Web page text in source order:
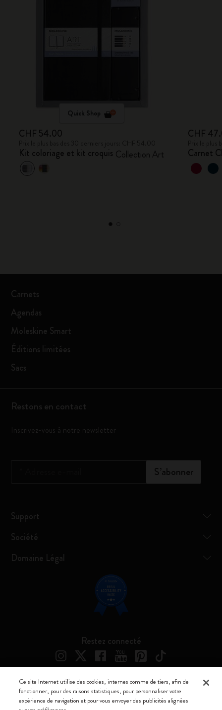
Quick Shop
CHF 54.00
Kit coloriage et kit croquis Collection Art
CHF
Carnet
Carnets
Agendas
Moleskine Smart
Éditions limitées
Sacs
Restons en contact
Inscrivez-vous à notre newsletter
S’abonner
Support
Société
Domaine Légal
Restez connecté
Moleskine ® est une marque enregistrée de Moleskine Srl a socio unico
Ce site Internet utilise des cookies, internes comme de tiers, afin de
fonctionner, pour des raisons statistiques, pour personnaliser votre
expérience de navigation et pour vous envoyer des publicités alignées